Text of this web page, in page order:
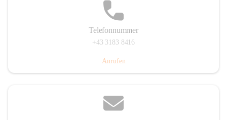
Telefonnummer
+43 3183 8416
Anrufen